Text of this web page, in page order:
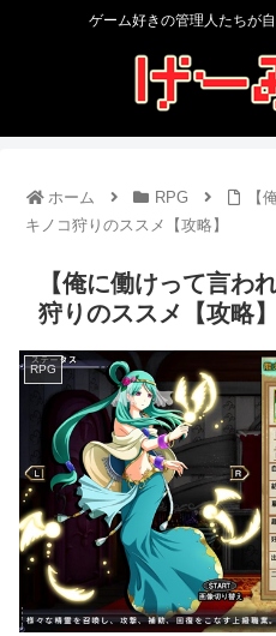
ゲーム好きの管理人たちが
ホーム RPG
【
キノコ狩りのススメ【攻略】
【俺に働けって言わ
狩りのススメ【攻略】
RPG